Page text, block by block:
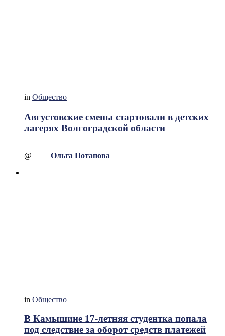
in Общество
Августовские смены стартовали в детских
лагерях Волгоградской области
@ Ольга Потапова
in Общество
В Камышине 17-летняя студентка попала
под следствие за оборот средств платежей